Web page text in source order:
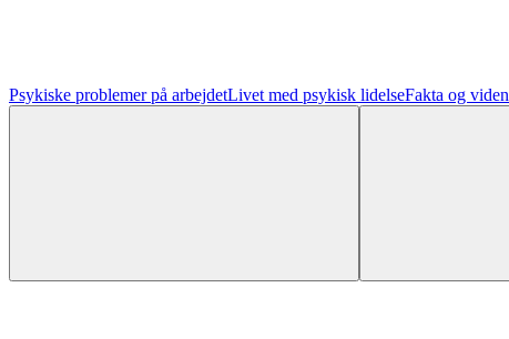
Psykiske problemer på arbejdetLivet med psykisk lidelseFakta og viden